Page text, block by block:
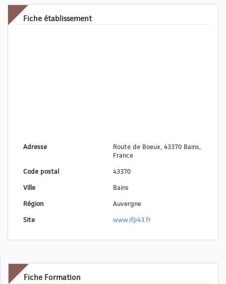
Fiche établissement
Adresse
Route de Boeux, 43370 Bains,
France
Code postal
43370
Ville
Bains
Région
Auvergne
Site
www.ifp43.fr
Fiche Formation